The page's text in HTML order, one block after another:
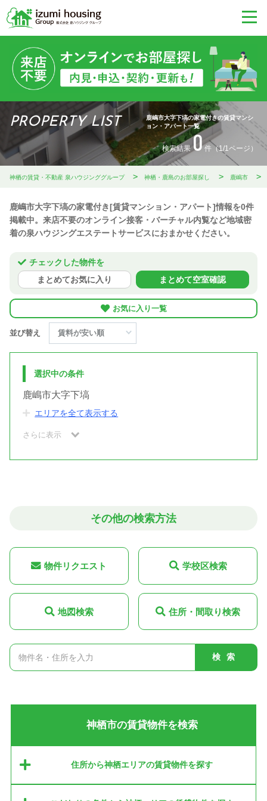
PROPERTY LIST
鹿嶋市大字下塙の家電付きの賃貸マンシ
ョン・アパート一覧
検索結果 0件（1/1ページ）
神栖の賃貸・不動産 泉ハウジンググループ 神栖・鹿島のお部屋探し 鹿嶋市
鹿嶋市大字下塙の家電付き[賃貸マンション・アパート]情報を0件
掲載中。来店不要のオンライン接客・バーチャル内覧など地域密
着の泉ハウジングエステートサービスにおまかせください。
チェックした物件を
まとめてお気に入り
まとめて空室確認
お気に入り一覧
並び替え
選択中の条件
鹿嶋市大字下塙
エリアを全て表示する
さらに表示
その他の検索方法
物件リクエスト 学校区検索
地図検索 住所・間取り検索
検索
神栖市の賃貸物件を検索
住所から神栖エリアの賃貸物件を探す